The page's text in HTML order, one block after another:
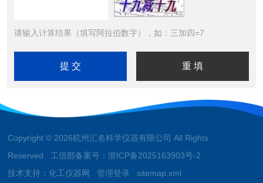
请输入计算结果（填写阿拉伯数字），如：三加四=7
Copyright © 2026杭州汇名科学仪器有限公司 All Rights
Reserved 工信部备案号：浙ICP备2025163903号-2
技术支持：化工仪器网 管理登录 sitemap.xml